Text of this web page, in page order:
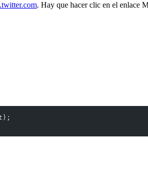
. Hay que hacer clic en el enlace